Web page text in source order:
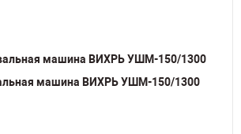
машина ВИХРЬ УШМ-150/1300